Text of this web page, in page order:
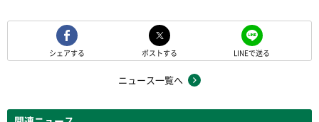
シェアする ポストする LINEで送る
ニュース一覧へ